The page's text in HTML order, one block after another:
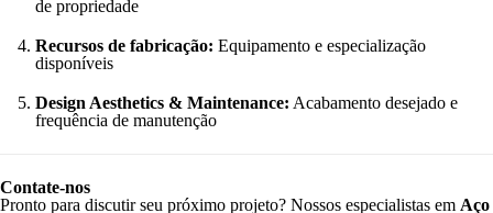
de propriedade
Recursos de fabricação: Equipamento e especialização
disponíveis
Design Aesthetics & Maintenance: Acabamento desejado e
frequência de manutenção
Contate-nos
Pronto para discutir seu próximo projeto? Nossos especialistas em Aço